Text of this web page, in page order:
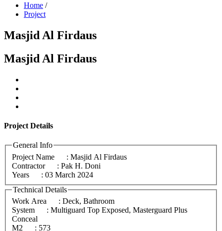
Home /
Project
Masjid Al Firdaus
Masjid Al Firdaus
Project Details
General Info
Project Name
: Masjid Al Firdaus
Contractor
: Pak H. Doni
Years
: 03 March 2024
Technical Details
Work Area
: Deck, Bathroom
System
: Multiguard Top Exposed, Masterguard Plus
Conceal
M2
: 573